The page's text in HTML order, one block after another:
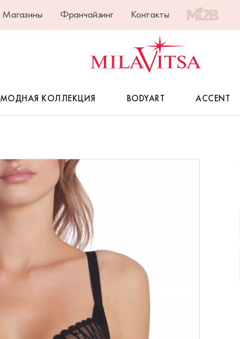
Магазины Франчайзинг Контакты
МОДНАЯ КОЛЛЕКЦИЯ BODYART ACCENT